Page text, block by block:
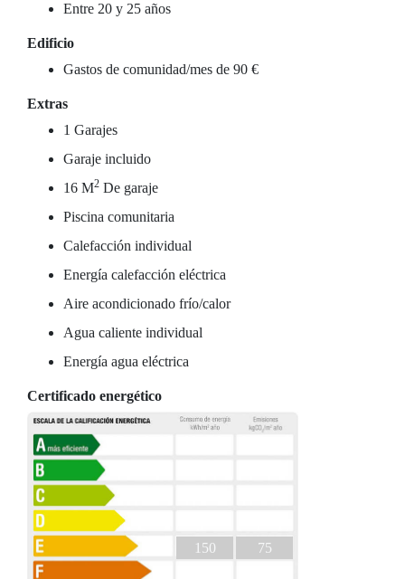
Entre 20 y 25 años
Edificio
Gastos de comunidad/mes de 90 €
Extras
1 Garajes
Garaje incluido
16 M2 De garaje
Piscina comunitaria
Calefacción individual
Energía calefacción eléctrica
Aire acondicionado frío/calor
Agua caliente individual
Energía agua eléctrica
Certificado energético
150 75